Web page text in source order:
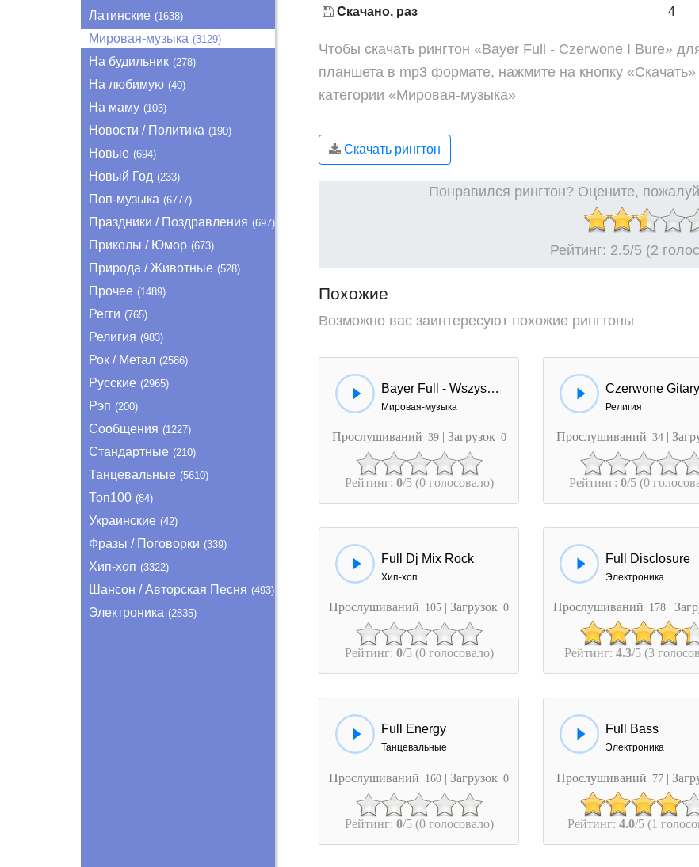
Латинские (1638)
Мировая-музыка (3129)
На будильник (278)
На любимую (40)
На маму (103)
Новости / Политика (190)
Новые (694)
Новый Год (233)
Поп-музыка (6777)
Праздники / Поздравления (697)
Приколы / Юмор (673)
Природа / Животные (528)
Прочее (1489)
Регги (765)
Религия (983)
Рок / Метал (2586)
Русские (2965)
Рэп (200)
Сообщения (1227)
Стандартные (210)
Танцевальные (5610)
Топ100 (84)
Украинские (42)
Фразы / Поговорки (339)
Хип-хоп (3322)
Шансон / Авторская Песня (493)
Электроника (2835)
Скачано, раз 4
Чтобы скачать рингтон «Bayer Full - Czerwone I Bure»
планшета в mp3 формате, нажмите на кнопку
категории «Мировая-музыка»
Скачать рингтон
Понравился рингтон? Оцените,
Рейтинг: 2.5/5 (2
Похожие
Возможно вас заинтересуют похожие рингтоны
Bayer Full - Wszyscy Polacy
Мировая-музыка
Прослушиваний 39 | Загрузок 0
Рейтинг: 0/5 (0 голосовало)
Религия
Прослушиваний 34 |
Рейтинг: 0/5 (0
Full Dj Mix Rock
Хип-хоп
Прослушиваний 105 | Загрузок 0
Рейтинг: 0/5 (0 голосовало)
Full Disclosure
Электроника
Прослушиваний 178 |
Рейтинг: 4.3/5 (3
Full Energy
Танцевальные
Прослушиваний 160 | Загрузок 0
Рейтинг: 0/5 (0 голосовало)
Full Bass
Электроника
Прослушиваний 77 |
Рейтинг: 4.0/5 (1